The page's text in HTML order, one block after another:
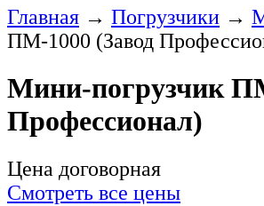
Главная → Погрузчики →
ПМ-1000 (Завод
Мини-погрузчик
Профессионал)
Цена договорная
Смотреть все цены